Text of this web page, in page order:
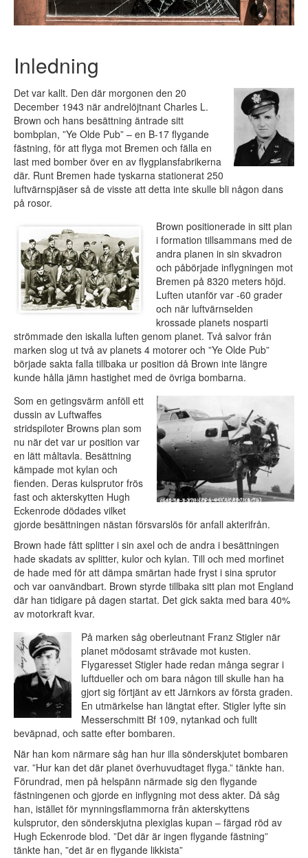
Inledning
Det var kallt. Den där morgonen den 20
December 1943 när andrelöjtnant Charles L.
Brown och hans besättning äntrade sitt
bombplan, ”Ye Olde Pub” – en B-17 flygande
fästning, för att flyga mot Bremen och fälla en
last med bomber över en av flygplansfabrikerna
där. Runt Bremen hade tyskarna stationerat 250
luftvärnspjäser så de visste att detta inte skulle bli någon dans
på rosor.
Brown positionerade in sitt plan
i formation tillsammans med de
andra planen in sin skvadron
och påbörjade inflygningen mot
Bremen på 8320 meters höjd.
Luften utanför var -60 grader
och när luftvärnselden
krossade planets nosparti
strömmade den iskalla luften genom planet. Två salvor från
marken slog ut två av planets 4 motorer och ”Ye Olde Pub”
började sakta falla tillbaka ur position då Brown inte längre
kunde hålla jämn hastighet med de övriga bombarna.
Som en getingsvärm anföll ett
dussin av Luftwaffes
stridspiloter Browns plan som
nu när det var ur position var
en lätt måltavla. Besättning
kämpade mot kylan och
fienden. Deras kulsprutor frös
fast och akterskytten Hugh
Eckenrode dödades vilket
gjorde besättningen nästan försvarslös för anfall akterifrån.
Brown hade fått splitter i sin axel och de andra i besättningen
hade skadats av splitter, kulor och kylan. Till och med morfinet
de hade med för att dämpa smärtan hade fryst i sina sprutor
och var oanvändbart. Brown styrde tillbaka sitt plan mot England
där han tidigare på dagen startat. Det gick sakta med bara 40%
av motorkraft kvar.
På marken såg oberleutnant Franz Stigler när
planet mödosamt strävade mot kusten.
Flygaresset Stigler hade redan många segrar i
luftdueller och om bara någon till skulle han ha
gjort sig förtjänt av ett Järnkors av första graden.
En utmärkelse han längtat efter. Stigler lyfte sin
Messerschmitt Bf 109, nytankad och fullt
beväpnad, och satte efter bombaren.
När han kom närmare såg han hur illa sönderskjutet bombaren
var. ”Hur kan det där planet överhuvudtaget flyga.” tänkte han.
Förundrad, men på helspänn närmade sig den flygande
fästningenen och gjorde en inflygning mot dess akter. Då såg
han, istället för mynningsflammorna från akterskyttens
kulsprutor, den sönderskjutna plexiglas kupan – färgad röd av
Hugh Eckenrode blod. ”Det där är ingen flygande fästning”
tänkte han, ”det är en flygande likkista”